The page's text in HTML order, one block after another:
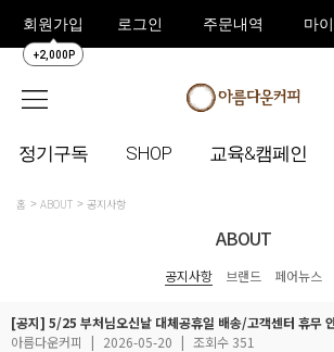
회원가입
+2,000P
로그인 주문내역 마
정기구독 SHOP 교육&캠페인
홈 ABOUT 공지사항
ABOUT
공지사항 브랜드 페어뉴스
[공지] 5/25 부처님오신날 대체공휴일 배송/고객센터 휴무
아름다운커피
| 2026-05-20 | 조회수 351